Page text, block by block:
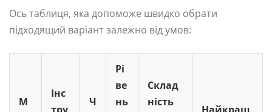
Ось таблиця, яка допоможе швидко обрати
підходящий варіант залежно від умов:
М
Інс
Ч
Рі
ве
нь
Склад
ність